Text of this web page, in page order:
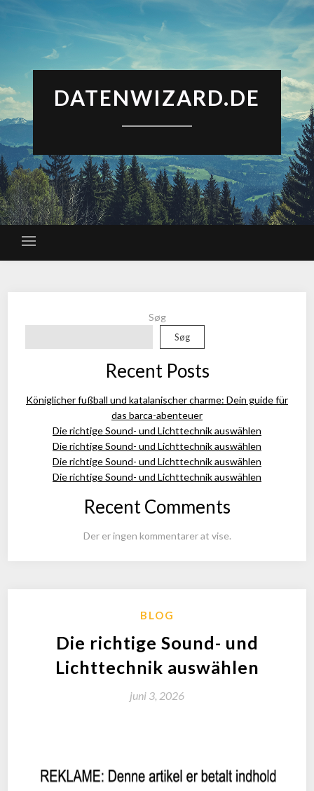
DATENWIZARD.DE
Søg
Søg
Recent Posts
Königlicher fußball und katalanischer charme: Dein guide für
das barca-abenteuer
Die richtige Sound- und Lichttechnik auswählen
Die richtige Sound- und Lichttechnik auswählen
Die richtige Sound- und Lichttechnik auswählen
Die richtige Sound- und Lichttechnik auswählen
Recent Comments
Der er ingen kommentarer at vise.
BLOG
Die richtige Sound- und
Lichttechnik auswählen
juni 3, 2026